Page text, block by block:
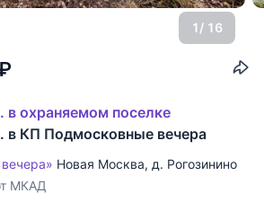
1/ 16
в охраняемом поселке
в КП Подмосковные вечера
Новая Москва, д. Рогозинино
МКАД